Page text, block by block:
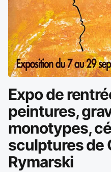
Expo de
peintures,
monotypes,
sculptures de
Rymarski